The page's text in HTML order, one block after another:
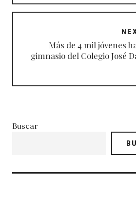
Más de 4 mil jóvenes
gimnasio del Colegio José
Buscar